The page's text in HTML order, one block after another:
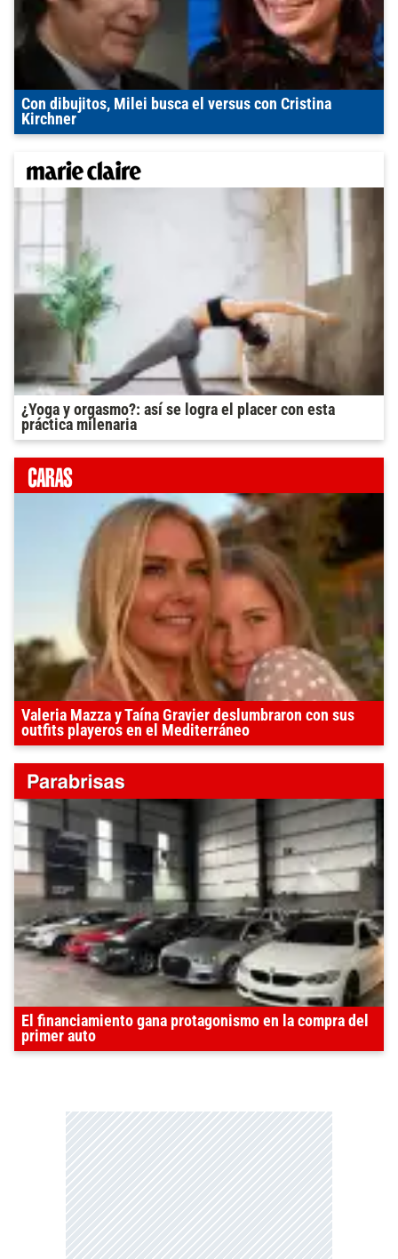
Con dibujitos, Milei busca el versus con Cristina
Kirchner
¿Yoga y orgasmo?: así se logra el placer con esta
práctica milenaria
Valeria Mazza y Taína Gravier deslumbraron con sus
outfits playeros en el Mediterráneo
El financiamiento gana protagonismo en la compra del
primer auto